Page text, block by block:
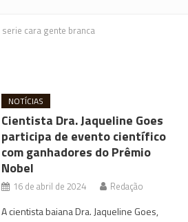
serie cara gente branca
NOTÍCIAS
Cientista Dra. Jaqueline Goes
participa de evento científico
com ganhadores do Prêmio
Nobel
16 de abril de 2024 Redação
A cientista baiana Dra. Jaqueline Goes,